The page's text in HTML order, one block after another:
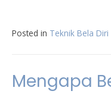
Posted in Teknik Bela Diri
Mengapa